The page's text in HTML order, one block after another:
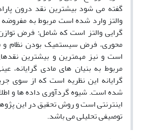
گفته می شود بیشترین نقد درون
والتز وارد شده است مربوط به مفروضه
گرایی والتز است که شامل: فرض
محوری، فرض سیستمیک بودن نظام
است و نیز مهمترین و بیشترین
مربوط به بنیان های مادی گرایانه،
گرایانه این نظریه است که از سوی
شده است. شیوه گردآوری داده ها و
اینترنتی است و روش تحقیق در این
توصیفی تحلیلی می باشد.